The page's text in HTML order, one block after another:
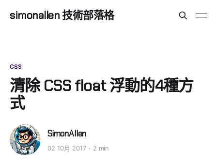
simonallen 技術部落格
CSS
清除 CSS float 浮動的4種方
式
SimonAllen
02 10月 2017 2 min